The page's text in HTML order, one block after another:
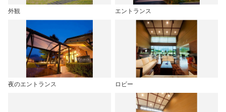
外観 エントランス
夜のエントランス ロビー